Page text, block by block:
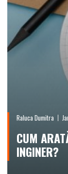
Raluca Dumitra
CUM
INGINER?